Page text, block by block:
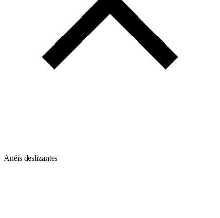
Anéis deslizantes